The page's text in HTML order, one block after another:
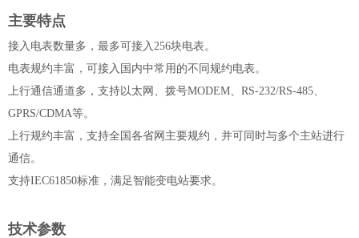
主要特点
接入电表数量多，最多可接入256块电表。
电表规约丰富，可接入国内中常用的不同规约电表。
上行通信通道多，支持以太网、拨号MODEM、RS-232/RS-485、
GPRS/CDMA等。
上行规约丰富，支持全国各省网主要规约，并可同时与多个主站进行
通信。
支持IEC61850标准，满足智能变电站要求。
技术参数